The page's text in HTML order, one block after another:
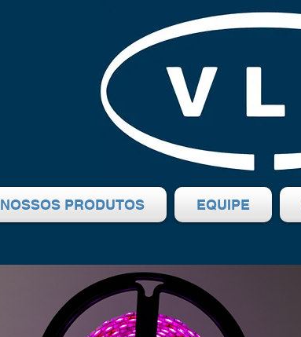
NOSSOS PRODUTOS EQUIPE